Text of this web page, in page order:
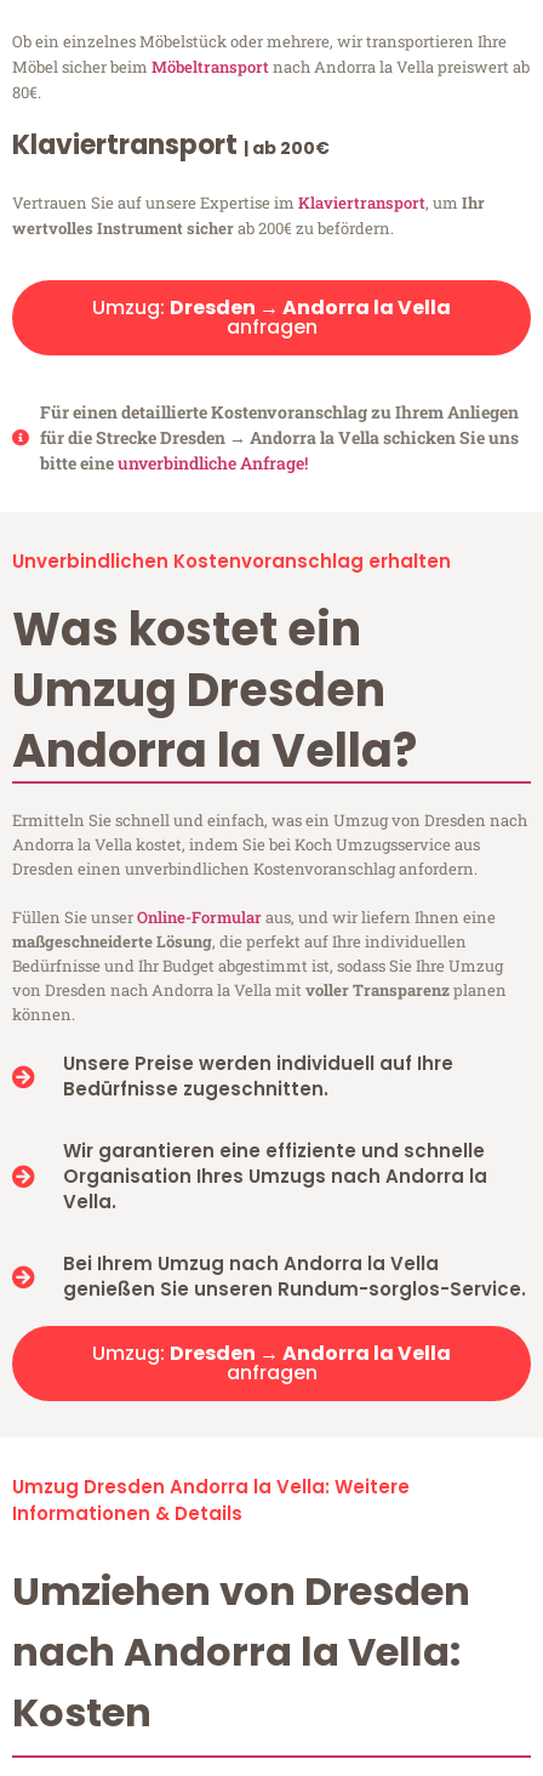
Ob ein einzelnes Möbelstück oder mehrere, wir transportieren Ihre
Möbel sicher beim Möbeltransportnach Andorra la Vella preiswert ab
80€.
Klaviertransport | ab 200€
Vertrauen Sie auf unsere Expertise im Klaviertransport, um Ihr
wertvolles Instrument sicherab 200€ zu befördern.
Umzug: Dresden → Andorra la Vella
anfragen
Für einen detaillierte Kostenvoranschlag zu Ihrem Anliegen
für die Strecke Dresden → Andorra la Vella schicken Sie uns
bitte eineunverbindliche Anfrage!
Unverbindlichen Kostenvoranschlag erhalten
Was kostet ein
Umzug Dresden
Andorra la Vella?
Ermitteln Sie schnell und einfach, was ein Umzug von Dresden nach
Andorra la Vella kostet, indem Sie bei Koch Umzugsservice aus
Dresden einen unverbindlichen Kostenvoranschlag anfordern.
Füllen Sie unserOnline-Formularaus, und wir liefern Ihnen eine
maßgeschneiderte Lösung, die perfekt auf Ihre individuellen
Bedürfnisse und Ihr Budget abgestimmt ist, sodass Sie Ihre Umzug
von Dresden nach Andorra la Vella mitvoller Transparenzplanen
können.
Unsere Preise werden individuell auf Ihre
Bedürfnisse zugeschnitten.
Wir garantieren eine effiziente und schnelle
Organisation Ihres Umzugs nach Andorra la
Vella.
Bei Ihrem Umzug nach Andorra la Vella
genießen Sie unseren Rundum-sorglos-Service.
Umzug: Dresden → Andorra la Vella
anfragen
Umzug Dresden Andorra la Vella: Weitere
Informationen & Details
Umziehen von Dresden
nach Andorra la Vella:
Kosten